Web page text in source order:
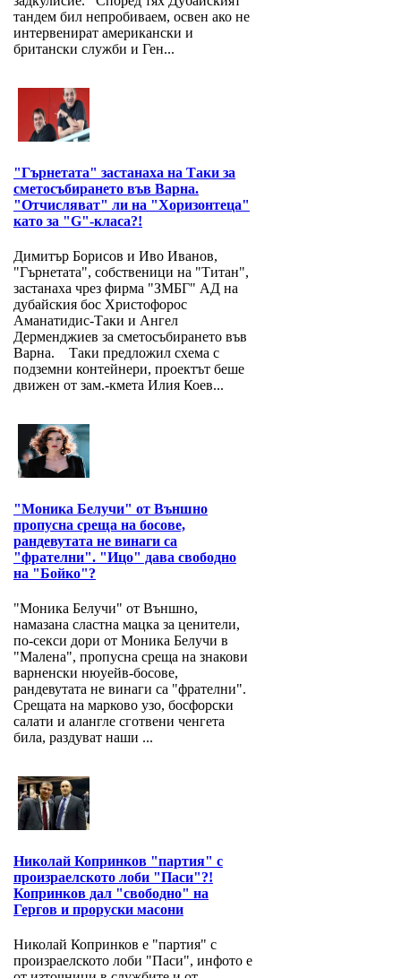
тандем бил непробиваем, освен ако не
интервенират американски и
британски служби и Ген...
"Гърнетата" застанаха на Таки за
сметосъбирането във Варна.
"Отчисляват" ли на "Хоризонтеца"
като за "G"-класа?!
Димитър Борисов и Иво Иванов,
"Гърнетата", собственици на "Титан",
застанаха чрез фирма "ЗМБГ" АД на
дубайския бос Христофорос
Аманатидис-Таки и Ангел
Дерменджиев за сметосъбирането във
Варна. Таки предложил схема с
подземни контейнери, проектът беше
движен от зам.-кмета Илия Коев...
"Моника Белучи" от Външно
пропусна среща на босове,
рандевутата не винаги са
"фрателни". "Ицо" дава свободно
на "Бойко"?
"Моника Белучи" от Външно,
намазана сластна мацка за ценители,
по-секси дори от Моника Белучи в
"Малена", пропусна среща на знакови
варненски нюуейв-босове,
рандевутата не винаги са "фрателни".
Срещата на марково узо, босфорски
салати и алангле сготвени ченгета
била, раздуват наши ...
Николай Копринков "партия" с
произраелското лоби "Паси"?!
Копринков дал "свободно" на
Гергов и проруски масони
Николай Копринков е "партия" с
произраелското лоби "Паси", инфото е